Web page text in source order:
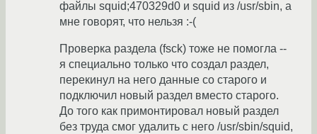
файлы squid;470329d0 и squid из /usr/sbin, а
мне говорят, что нельзя :-(
Проверка раздела (fsck) тоже не помогла --
я специально только что создал раздел,
перекинул на него данные со старого и
подключил новый раздел вместо старого.
До того как примонтировал новый раздел
без труда смог удалить с него /usr/sbin/squid,